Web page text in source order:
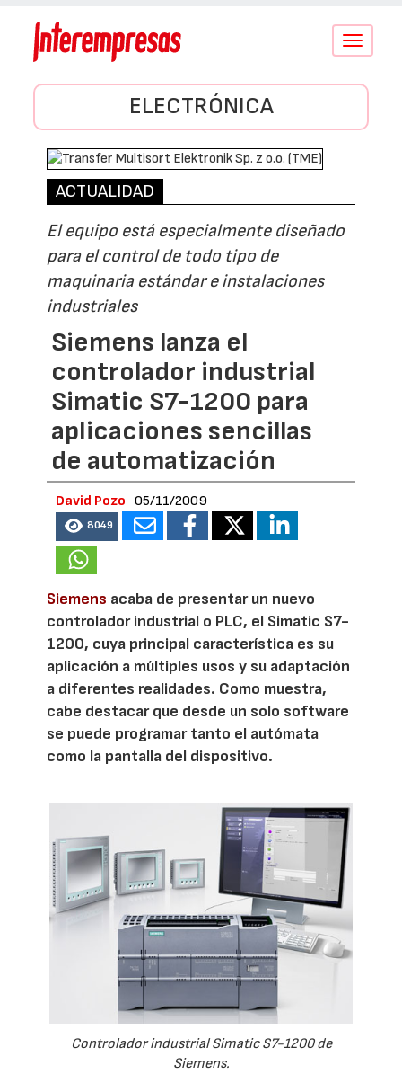
Conmutar
ELECTRÓNICA
ACTUALIDAD
El equipo está especialmente diseñado
para el control de todo tipo de
maquinaria estándar e instalaciones
industriales
Siemens lanza el
controlador industrial
Simatic S7-1200 para
aplicaciones sencillas
de automatización
David Pozo 05/11/2009
8049
Siemens acaba de presentar un nuevo
controlador industrial o PLC, el Simatic S7-
1200, cuya principal característica es su
aplicación a múltiples usos y su adaptación
a diferentes realidades. Como muestra,
cabe destacar que desde un solo software
se puede programar tanto el autómata
como la pantalla del dispositivo.
Controlador industrial Simatic S7-1200 de
Siemens.